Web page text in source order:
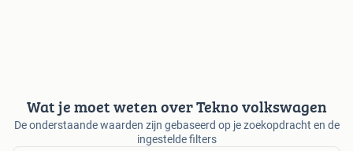
Wat je moet weten over Tekno volkswagen
De onderstaande waarden zijn gebaseerd op je zoekopdracht en de
ingestelde filters